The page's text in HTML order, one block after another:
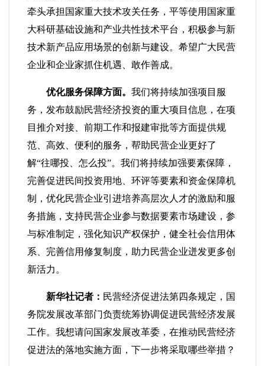
牵头承担国家重大技术攻关任务，平等使用国家重
大科研基础设施和产业共性技术平台，积极参与新
技术新产品应用场景的创新与建设。希望广大民营
企业和企业家抓住机遇、敢作善成。
优化服务保障方面。 我们将持续加强项目服
务，发布鼓励民营经济投资的重大项目信息，在项
目推介对接、前期工作和报建审批等方面提供规
范、高效、便利的服务，帮助民营企业更好了
解“往哪投、怎么投”。我们将持续加强要素保障，
完善促进民间投资用地、环评等要素和资金保障机
制，优化民营企业引进培养高层次人才的激励和服
务措施，支持民营企业参与数据要素市场建设，参
与标准制定，强化知识产权保护，健全社会信用体
系、完善信用修复制度，助力民营企业迸发更多创
新活力。
新华社记者： 民营经济促进法第四条规定，国
务院发展改革部门负责统筹协调促进民营经济发展
工作。我想请问国家发展改革委，在推动民营经济
促进法的落地实施方面，下一步将采取哪些举措？